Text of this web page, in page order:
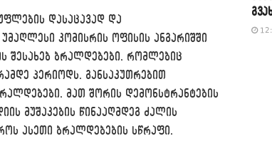
დასაცავად და
კომისრის ოფისის ანგარიშში
შესახებ ბრალდებები, რომლებიც
პერიოდს, განსაკუთრებით
მათ შორის დემონსტრანტების
მუშაკების წინააღმდეგ ძალის
ასეთი ბრალდებების სწრაფი,